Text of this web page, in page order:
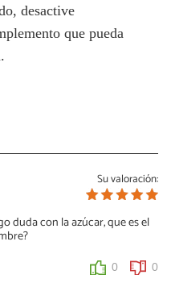
desactive
que pueda
Su valoración:
duda con la azúcar, que es el
0 0